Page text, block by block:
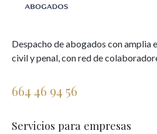
Despacho de abogados con amplia
civil y penal, con red de
664 46 94 56
Servicios para empresas